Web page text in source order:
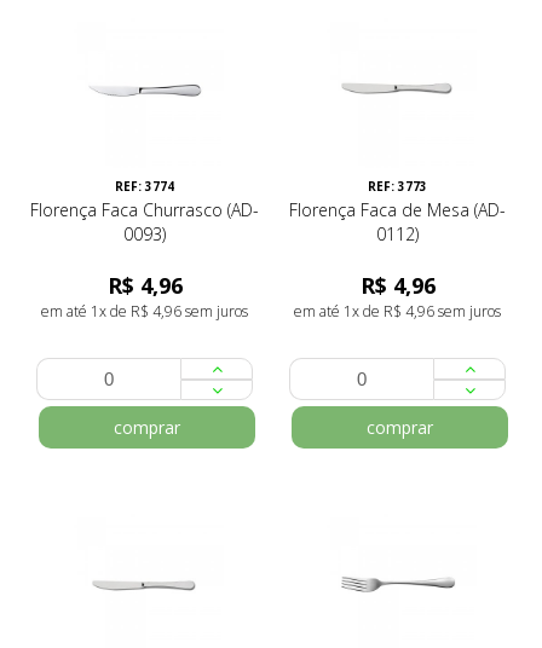
REF: 3774
Florença Faca Churrasco (AD-
0093)
R$ 4,96
em até 1x de R$ 4,96 sem juros
comprar
REF: 3773
Florença Faca de Mesa (AD-
0112)
R$ 4,96
em até 1x de R$ 4,96 sem juros
comprar